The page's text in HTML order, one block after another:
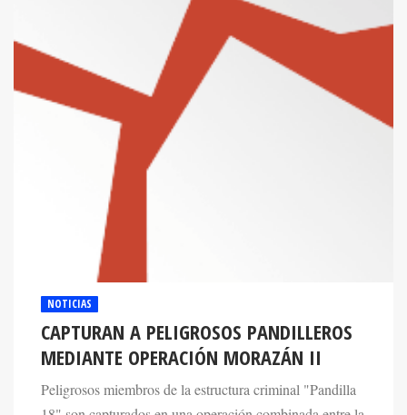
NOTICIAS
CAPTURAN A PELIGROSOS PANDILLEROS
MEDIANTE OPERACIÓN MORAZÁN II
Peligrosos miembros de la estructura criminal "Pandilla